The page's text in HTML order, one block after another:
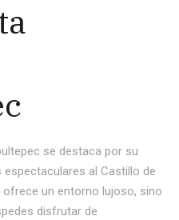
se destaca por su
al Castillo de
un entorno lujoso, sino
disfrutar de